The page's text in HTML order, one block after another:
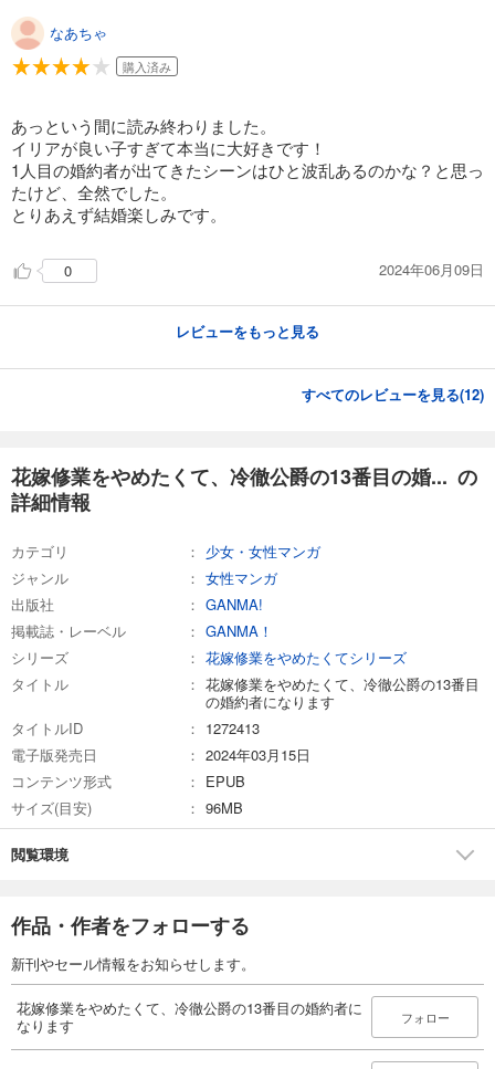
なあちゃ
購入済み
あっという間に読み終わりました。
イリアが良い子すぎて本当に大好きです！
1人目の婚約者が出てきたシーンはひと波乱あるのかな？と思っ
たけど、全然でした。
とりあえず結婚楽しみです。
0 2024年06月09日
レビューをもっと見る
すべてのレビューを見る(12)
花嫁修業をやめたくて、冷徹公爵の13番目の婚... の
詳細情報
カテゴリ
少女・女性マンガ
ジャンル
女性マンガ
出版社
GANMA!
掲載誌・レーベル
GANMA！
シリーズ
花嫁修業をやめたくてシリーズ
タイトル
花嫁修業をやめたくて、冷徹公爵の13番目
の婚約者になります
タイトルID
1272413
電子版発売日
2024年03月15日
コンテンツ形式
EPUB
サイズ(目安)
96MB
閲覧環境
作品・作者をフォローする
新刊やセール情報をお知らせします。
花嫁修業をやめたくて、冷徹公爵の13番目の婚約者に
なります
フォロー